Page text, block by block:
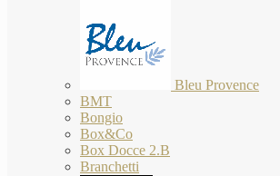
Bleu Provence
BMT
Bongio
Box&Co
Box Docce 2.B
Branchetti